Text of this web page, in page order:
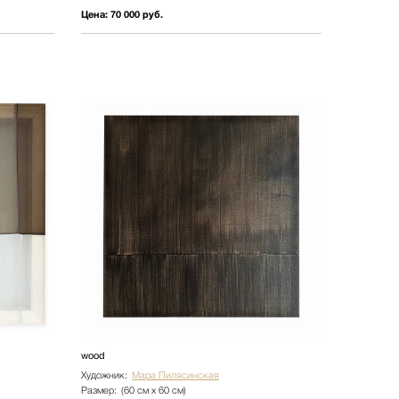
Цена: 70 000 руб.
wood
Художник: Мара Пилясинская
Размер: (60 см х 60 см)